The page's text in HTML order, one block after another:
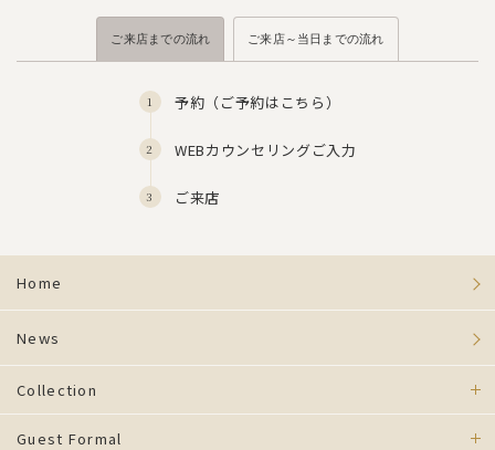
ご来店までの流れ ご来店～当日までの流れ
予約（ご予約はこちら）
WEBカウンセリングご入力
ご来店
Home
News
Collection
Guest Formal